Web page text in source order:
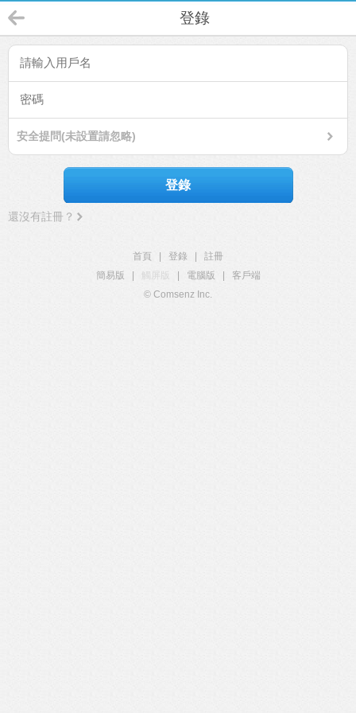
登錄
安全提問(未設置請忽略)
登錄
還沒有註冊？
首頁 登錄
註冊
簡易版
觸屏版 電腦版
客戶端
© Comsenz Inc.